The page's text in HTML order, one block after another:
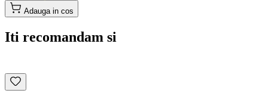
Adauga in cos
Iti recomandam si